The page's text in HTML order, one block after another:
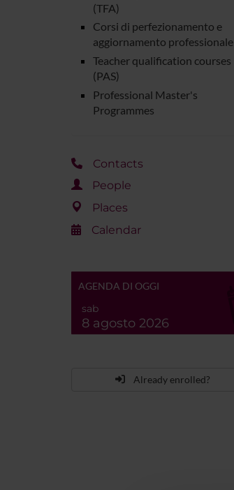
(TFA)
Corsi di perfezionamento e
aggiornamento professionale
Teacher qualification courses
(PAS)
Professional Master's
Programmes
Contacts
People
Places
Calendar
AGENDA DI OGGI
sab
8 agosto 2026
Already enrolled?